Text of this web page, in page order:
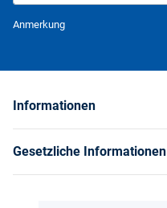
Anmerkung
Informationen
Gesetzliche Informationen